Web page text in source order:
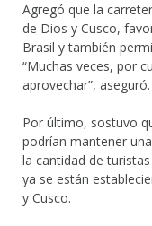
Agregó que la
de Dios y Cusco,
Brasil y también
“Muchas veces, por
aprovechar”, aseguró.
Por último, sostuvo
podrían mantener
la cantidad de
ya se están
y Cusco.